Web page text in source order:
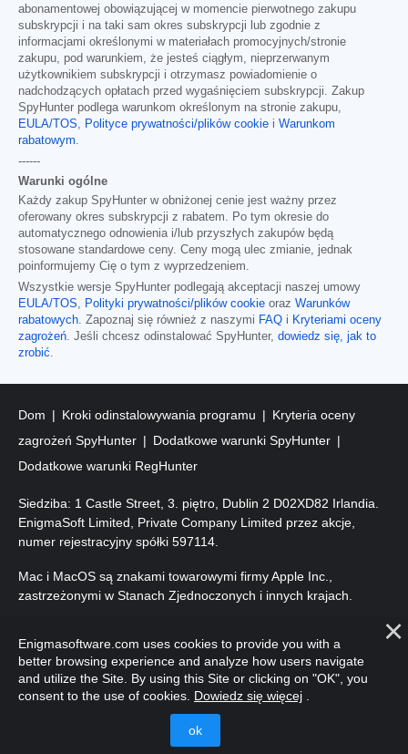
abonamentowej obowiązującej w momencie pierwotnego zakupu
subskrypcji i na taki sam okres subskrypcji lub zgodnie z
informacjami określonymi w materiałach promocyjnych/stronie
zakupu, pod warunkiem, że jesteś ciągłym, nieprzerwanym
użytkownikiem subskrypcji i otrzymasz powiadomienie o
nadchodzących opłatach przed wygaśnięciem subskrypcji. Zakup
SpyHunter podlega warunkom określonym na stronie zakupu,
EULA/TOS, Polityce prywatności/plików cookie i Warunkom
rabatowym.
------
Warunki ogólne
Każdy zakup SpyHunter w obniżonej cenie jest ważny przez
oferowany okres subskrypcji z rabatem. Po tym okresie do
automatycznego odnowienia i/lub przyszłych zakupów będą
stosowane standardowe ceny. Ceny mogą ulec zmianie, jednak
poinformujemy Cię o tym z wyprzedzeniem.
Wszystkie wersje SpyHunter podlegają akceptacji naszej umowy
EULA/TOS, Polityki prywatności/plików cookie oraz Warunków
rabatowych. Zapoznaj się również z naszymi FAQ i Kryteriami oceny
zagrożeń. Jeśli chcesz odinstalować SpyHunter, dowiedz się, jak to
zrobić.
Dom Kroki odinstalowywania programu
Kryteria oceny
zagrożeń SpyHunter
Dodatkowe warunki SpyHunter
Dodatkowe warunki RegHunter
Siedziba: 1 Castle Street, 3. piętro, Dublin 2 D02XD82 Irlandia.
EnigmaSoft Limited, Private Company Limited przez akcje,
numer rejestracyjny spółki 597114.
Mac i MacOS są znakami towarowymi firmy Apple Inc.,
zastrzeżonymi w Stanach Zjednoczonych i innych krajach.
zastrzeżone.
Enigmasoftware.com uses cookies to provide you with a
better browsing experience and analyze how users navigate
and utilize the Site. By using this Site or clicking on "OK", you
consent to the use of cookies. Dowiedz się więcej